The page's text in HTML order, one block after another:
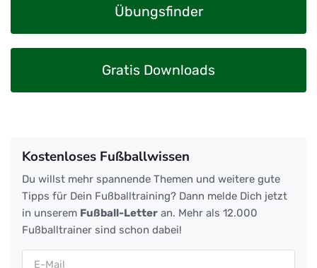
Übungsfinder
Gratis Downloads
Kostenloses Fußballwissen
Du willst mehr spannende Themen und weitere gute
Tipps für Dein Fußballtraining? Dann melde Dich jetzt
in unserem Fußball-Letter an. Mehr als 12.000
Fußballtrainer sind schon dabei!